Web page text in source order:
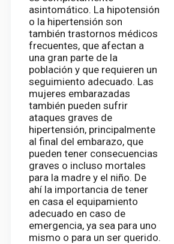
asintomático. La hipotensión
o la hipertensión son
también trastornos médicos
frecuentes, que afectan a
una gran parte de la
población y que requieren un
seguimiento adecuado. Las
mujeres embarazadas
también pueden sufrir
ataques graves de
hipertensión, principalmente
al final del embarazo, que
pueden tener consecuencias
graves o incluso mortales
para la madre y el niño. De
ahí la importancia de tener
en casa el equipamiento
adecuado en caso de
emergencia, ya sea para uno
mismo o para un ser querido.